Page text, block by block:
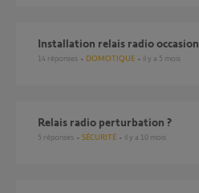
installation relais radio occasion
14 réponses DOMOTIQUE il y a 5 mois
Relais radio perturbation ?
5 réponses SÉCURITÉ il y a 10 mois